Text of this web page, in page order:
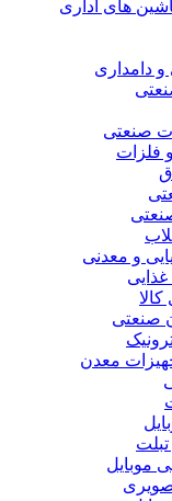
های اداری
دامداری
صنعتی
فلزات
و معدنی
غذایی
صنعتی
معدن
موبایل